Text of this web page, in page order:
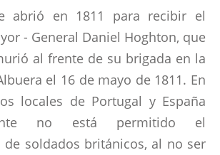
GALERIA
AFILIACION
AMIGOS AUSENTES
LINKS
abrió en 1811 para recibir el
- General Daniel Hoghton, que
al frente de su brigada en la
el 16 de mayo de 1811. En
locales de Portugal y España
no está permitido el
de soldados británicos, al no ser